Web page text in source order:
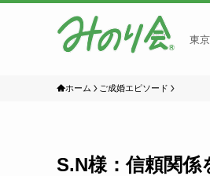
東
ホーム ご成婚エピソード
S.N様：信頼関係